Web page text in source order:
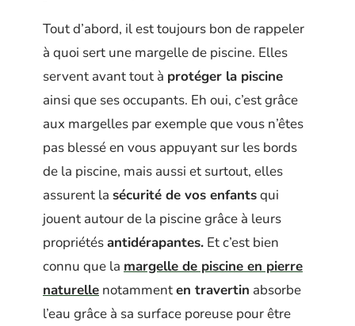
Tout d’abord, il est toujours bon de rappeler
à quoi sert une margelle de piscine. Elles
servent avant tout à protéger la piscine
ainsi que ses occupants. Eh oui, c’est grâce
aux margelles par exemple que vous n’êtes
pas blessé en vous appuyant sur les bords
de la piscine, mais aussi et surtout, elles
assurent la sécurité de vos enfantsqui
jouent autour de la piscine grâce à leurs
propriétésantidérapantes. Et c’est bien
connu que la margelle de piscine en pierre
naturelle notammenten travertin absorbe
l’eau grâce à sa surface poreuse pour être